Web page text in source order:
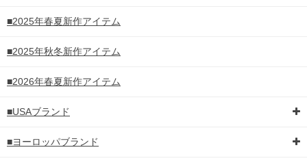
■2025年春夏新作アイテム
■2025年秋冬新作アイテム
■2026年春夏新作アイテム
■USAブランド
■ヨーロッパブランド